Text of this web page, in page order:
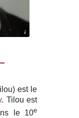
Dôme
est le
. Tilou est
le 10e